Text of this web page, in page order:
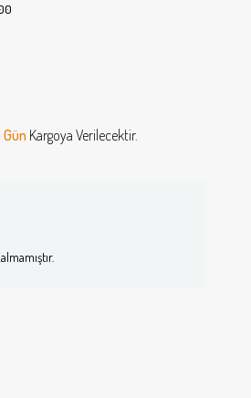
Gün Kargoya Verilecektir.